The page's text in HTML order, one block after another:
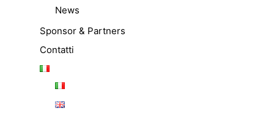
News
Sponsor & Partners
Contatti